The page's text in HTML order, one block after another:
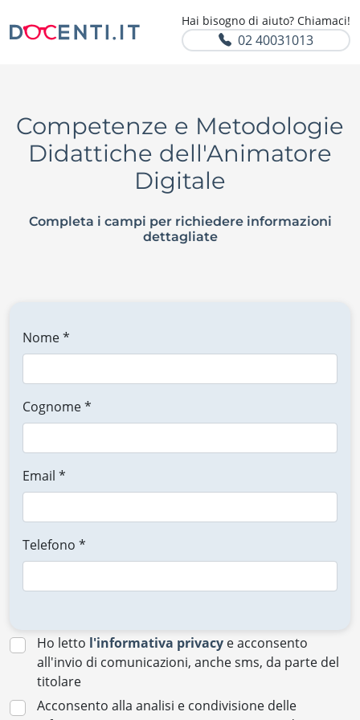
Hai bisogno di aiuto? Chiamaci!
02 40031013
Competenze e Metodologie
Didattiche dell'Animatore
Digitale
Completa i campi per richiedere informazioni
dettagliate
Nome *
Cognome *
Email *
Telefono *
Ho letto l'informativa privacy e acconsento
all'invio di comunicazioni, anche sms, da parte del
titolare
Acconsento alla analisi e condivisione delle